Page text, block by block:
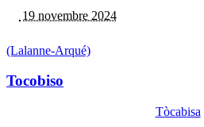
19 novembre 2024
(Lalanne-Arqué)
Tocobiso
Tòcabisa